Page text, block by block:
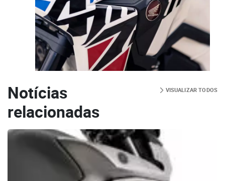
Notícias
relacionadas
VISUALIZAR TODOS